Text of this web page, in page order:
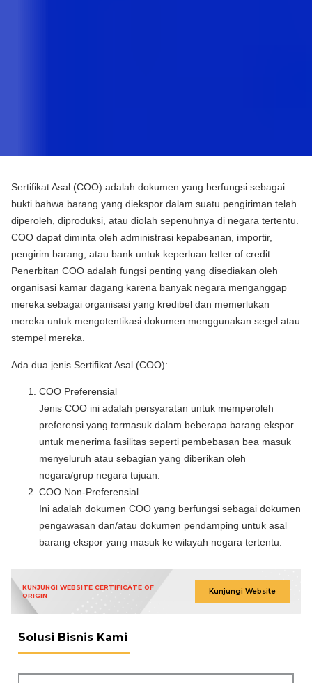
Sertifikat Asal (COO) adalah dokumen yang berfungsi sebagai
bukti bahwa barang yang diekspor dalam suatu pengiriman telah
diperoleh, diproduksi, atau diolah sepenuhnya di negara tertentu.
COO dapat diminta oleh administrasi kepabeanan, importir,
pengirim barang, atau bank untuk keperluan letter of credit.
Penerbitan COO adalah fungsi penting yang disediakan oleh
organisasi kamar dagang karena banyak negara menganggap
mereka sebagai organisasi yang kredibel dan memerlukan
mereka untuk mengotentikasi dokumen menggunakan segel atau
stempel mereka.
Ada dua jenis Sertifikat Asal (COO):
COO Preferensial
Jenis COO ini adalah persyaratan untuk memperoleh
preferensi yang termasuk dalam beberapa barang ekspor
untuk menerima fasilitas seperti pembebasan bea masuk
menyeluruh atau sebagian yang diberikan oleh
negara/grup negara tujuan.
COO Non-Preferensial
Ini adalah dokumen COO yang berfungsi sebagai dokumen
pengawasan dan/atau dokumen pendamping untuk asal
barang ekspor yang masuk ke wilayah negara tertentu.
KUNJUNGI WEBSITE CERTIFICATE OF
ORIGIN
Kunjungi Website
Solusi Bisnis Kami